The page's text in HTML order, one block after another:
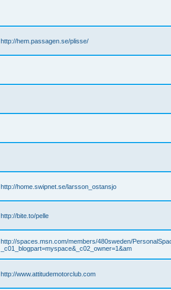
http://hem.passagen.se/plisse/
http://home.swipnet.se/larsson_ostansjo
http://bite.to/pelle
http://spaces.msn.com/members/480sweden/
_c01_blogpart=myspace&_c02_owner=1&am
http://www.attitudemotorclub.com